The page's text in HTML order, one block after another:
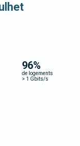
96%
de logements
> 1 Gbits/s